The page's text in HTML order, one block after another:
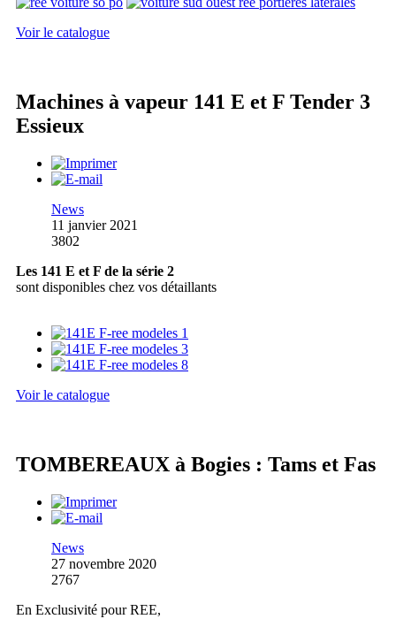
Voir le catalogue
Machines à vapeur 141 E et F Tender 3
Essieux
News
11 janvier 2021
3802
Les 141 E et F de la série 2
sont disponibles chez vos détaillants
Voir le catalogue
TOMBEREAUX à Bogies : Tams et Fas
News
27 novembre 2020
2767
En Exclusivité pour REE,